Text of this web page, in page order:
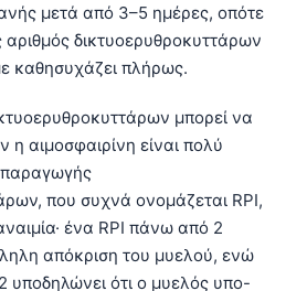
μετά από 3–5 ημέρες, οπότε
αριθμός δικτυοερυθροκυττάρων
καθησυχάζει πλήρως.
μπορεί να
αιμοσφαιρίνη είναι πολύ
που συχνά ονομάζεται RPI,
ένα RPI πάνω από 2
απόκριση του μυελού, ενώ
υποδηλώνει ότι ο μυελός υπο-